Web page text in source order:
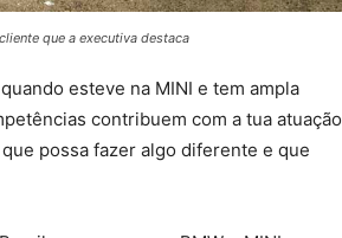
que a executiva destaca
esteve na MINI e tem ampla
contribuem com a tua atuação
possa fazer algo diferente e que